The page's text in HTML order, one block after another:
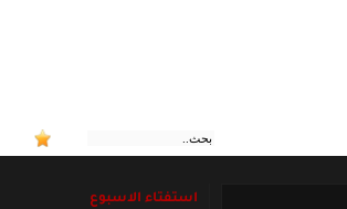
استفتاء الاسبوع